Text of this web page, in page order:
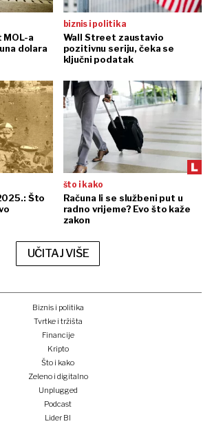
a
dolara
biznis i politika
Wall Street zaustavio
pozitivnu seriju, čeka se
ključni podatak
Što
što i kako
Računa li se službeni put u
radno vrijeme? Evo što kaže
zakon
UČITAJ VIŠE
Biznis i politika
Tvrtke i tržišta
Financije
Kripto
Što i kako
Zeleno i digitalno
Unplugged
Podcast
Lider BI